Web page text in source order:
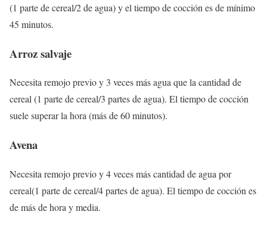
(1 parte de cereal/2 de agua) y el tiempo de cocción es de mínimo
45 minutos.
Arroz salvaje
Necesita remojo previo y 3 veces más agua que la cantidad de
cereal (1 parte de cereal/3 partes de agua). El tiempo de cocción
suele superar la hora (más de 60 minutos).
Avena
Necesita remojo previo y 4 veces más cantidad de agua por
cereal(1 parte de cereal/4 partes de agua). El tiempo de cocción es
de más de hora y media.